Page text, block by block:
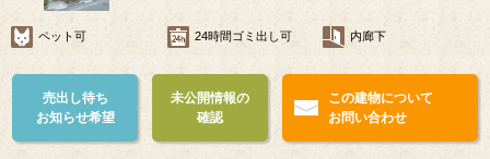
ペット可 24時間ゴミ出し可 内廊下
売出し待ち
お知らせ希望
未公開情報の
確認
この建物について
お問い合わせ